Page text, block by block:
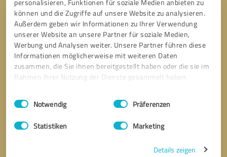
personalisieren, Funktionen für soziale Medien anbieten zu
können und die Zugriffe auf unsere Website zu analysieren.
Außerdem geben wir Informationen zu Ihrer Verwendung
unserer Website an unsere Partner für soziale Medien,
Werbung und Analysen weiter. Unsere Partner führen diese
Informationen möglicherweise mit weiteren Daten
zusammen, die Sie ihnen bereitgestellt haben oder die sie im
Rahmen Ihrer Nutzung der Dienste gesammelt haben.
Impressum Datenschutzbestimmungen
Einwilligungsauswahl
Notwendig Präferenzen
Statistiken Marketing
Details zeigen